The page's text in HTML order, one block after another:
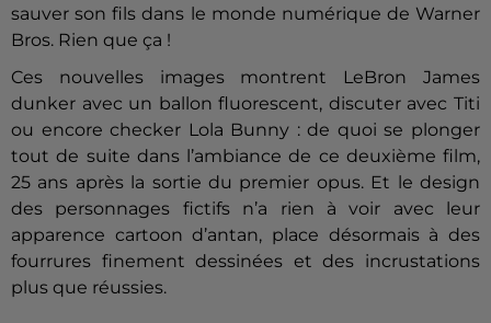
sauver son fils dans le monde numérique de Warner
Bros. Rien que ça !
Ces nouvelles images montrent LeBron James
dunker avec un ballon fluorescent, discuter avec Titi
ou encore checker Lola Bunny : de quoi se plonger
tout de suite dans l’ambiance de ce deuxième film,
25 ans après la sortie du premier opus. Et le design
des personnages fictifs n’a rien à voir avec leur
apparence cartoon d’antan, place désormais à des
fourrures finement dessinées et des incrustations
plus que réussies.